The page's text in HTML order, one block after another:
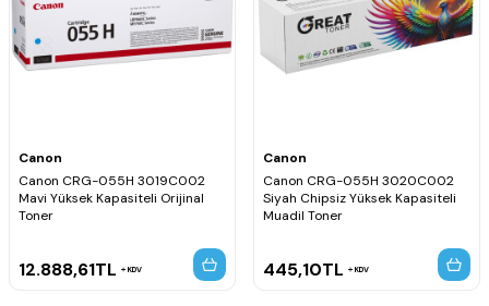
Canon
Canon CRG-055H 3019C002
Mavi Yüksek Kapasiteli Orijinal
Toner
12.888,61TL KDV
Canon
Canon CRG-055H 3020C002
Siyah Chipsiz Yüksek Kapasiteli
Muadil Toner
445,10TL KDV